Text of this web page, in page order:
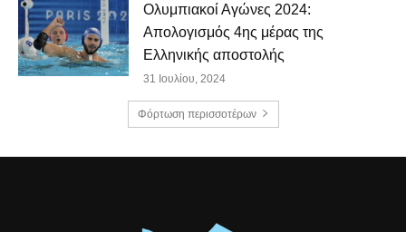
Ολυμπιακοί Αγώνες 2024:
Απολογισμός 4ης μέρας της
Ελληνικής αποστολής
31 Ιουλίου, 2024
Φόρτωση περισσοτέρων